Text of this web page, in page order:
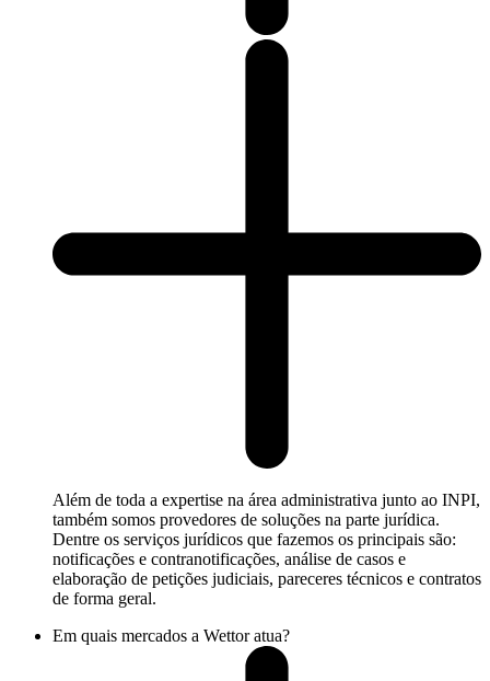
Além de toda a expertise na área administrativa junto ao INPI,
também somos provedores de soluções na parte jurídica.
Dentre os serviços jurídicos que fazemos os principais são:
notificações e contranotificações, análise de casos e
elaboração de petições judiciais, pareceres técnicos e contratos
de forma geral.
Em quais mercados a Wettor atua?